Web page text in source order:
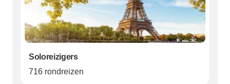
Soloreizigers
716 rondreizen